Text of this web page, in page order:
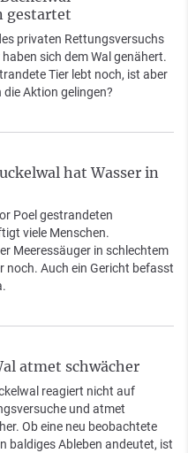
gestartet
privaten Rettungsversuchs
sich dem Wal genähert.
Tier lebt noch, ist aber
Aktion gelingen?
hat Wasser in
Poel gestrandeten
viele Menschen.
Meeressäuger in schlechtem
noch. Auch ein Gericht befasst
atmet schwächer
reagiert nicht auf
und atmet
Ob eine neu beobachtete
baldiges Ableben andeutet, ist